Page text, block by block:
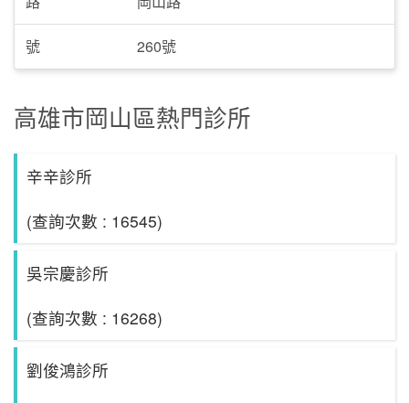
號 260號
高雄市岡山區熱門診所
辛辛診所
(查詢次數 : 16545)
吳宗慶診所
(查詢次數 : 16268)
劉俊鴻診所